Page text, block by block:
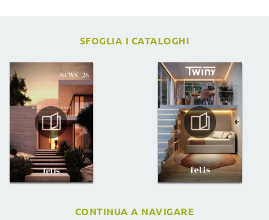
SFOGLIA I CATALOGHI
CONTINUA A NAVIGARE